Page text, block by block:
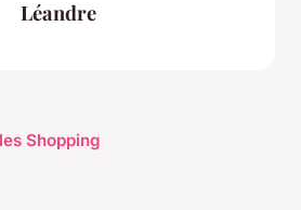
Léandre
Shopping